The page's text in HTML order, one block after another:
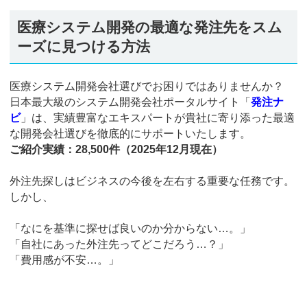
医療システム開発の最適な発注先をスム
ーズに見つける方法
医療システム開発会社選びでお困りではありませんか？
日本最大級のシステム開発会社ポータルサイト「 発注ナ
ビ」は、実績豊富なエキスパートが貴社に寄り添った最適
な開発会社選びを徹底的にサポートいたします。
ご紹介実績：28,500件（2025年12月現在）
外注先探しはビジネスの今後を左右する重要な任務です。
しかし、
「なにを基準に探せば良いのか分からない…。」
「自社にあった外注先ってどこだろう…？」
「費用感が不安…。」